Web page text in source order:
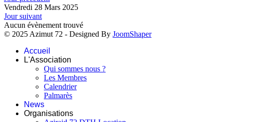
Vendredi 28 Mars 2025
Jour suivant
Aucun évènement trouvé
© 2025 Azimut 72 - Designed By JoomShaper
Accueil
L'Association
Qui sommes nous ?
Les Membres
Calendrier
Palmarès
News
Organisations